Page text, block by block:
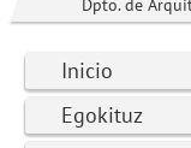
Dpto. de
Inicio
Egokituz